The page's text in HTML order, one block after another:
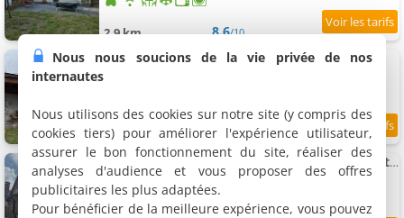
2.9 km 8.6/10
Appartement - Laruns
3 km 9.8/10
Appartement Cocoon avec jardin et vue montagne
Appartement, 70 m²
4 personnes, 2 chambres, 1 salle de bains
Nous nous soucions de la vie privée de nos
internautes
Nous utilisons des cookies sur notre site (y compris des
cookies tiers) pour améliorer l'expérience utilisateur,
assurer le bon fonctionnement du site, réaliser des
analyses d'audience et vous proposer des offres
publicitaires les plus adaptées.
Pour bénéficier de la meilleure expérience, vous pouvez